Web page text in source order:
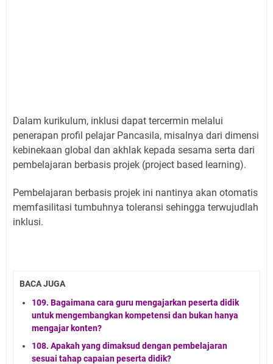
Dalam kurikulum, inklusi dapat tercermin melalui
penerapan profil pelajar Pancasila, misalnya dari dimensi
kebinekaan global dan akhlak kepada sesama serta dari
pembelajaran berbasis projek (project based learning).
Pembelajaran berbasis projek ini nantinya akan otomatis
memfasilitasi tumbuhnya toleransi sehingga terwujudlah
inklusi.
BACA JUGA
109. Bagaimana cara guru mengajarkan peserta didik
untuk mengembangkan kompetensi dan bukan hanya
mengajar konten?
108. Apakah yang dimaksud dengan pembelajaran
sesuai tahap capaian peserta didik?